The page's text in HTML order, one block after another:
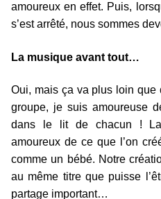
amoureux en effet. Puis,
s’est arrêté, nous sommes
La musique avant tout…
Oui, mais ça va plus loin que
groupe, je suis amoureuse
dans le lit de chacun ! La
amoureux de ce que l’on
comme un bébé. Notre
au même titre que puisse
partage important…